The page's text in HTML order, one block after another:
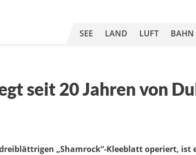
SEE LAND LUFT BAHN
seit 20 Jahren von
„Shamrock“-Kleeblatt operiert, ist